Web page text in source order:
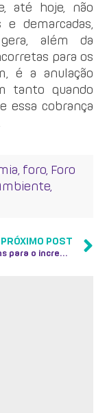
até hoje, não
demarcadas,
além da
para os
é a anulação
tanto quando
essa cobrança
foro Foro
PRÓXIMO POST